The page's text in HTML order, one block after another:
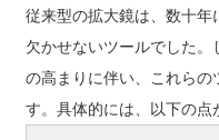
従来型の拡大鏡は、数十
欠かせないツールでした
の高まりに伴い、これらの
す。具体的には、以下の点